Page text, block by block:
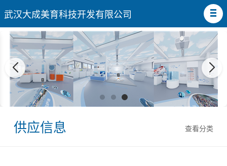
武汉大成美育科技开发有限公司
查看分类
供应信息